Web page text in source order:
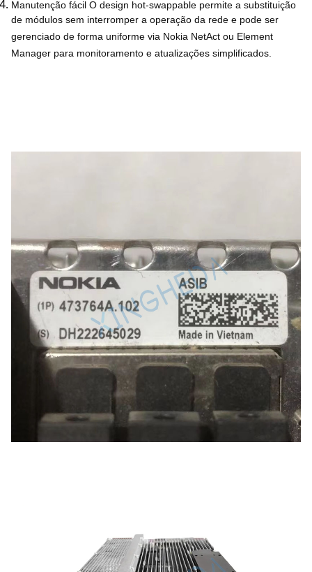
Manutenção fácil O design hot-swappable permite a substituição
de módulos sem interromper a operação da rede e pode ser
gerenciado de forma uniforme via Nokia NetAct ou Element
Manager para monitoramento e atualizações simplificados.